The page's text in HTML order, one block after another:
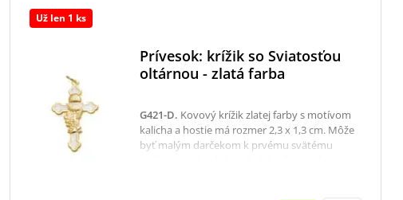
Už len 1 ks
Prívesok: krížik so Sviatosťou
oltárnou - zlatá farba
G421-D. Kovový krížik zlatej farby s motívom
kalicha a hostie má rozmer 2,3 x 1,3 cm. Môže
byť malým darčekom k prvému svätému